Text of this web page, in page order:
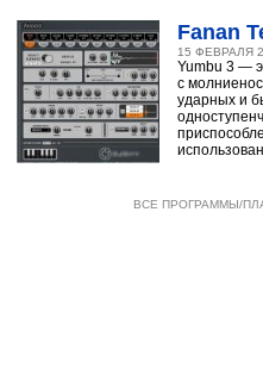
Fanan
15 ФЕВРАЛЯ
Yumbu 3 —
с
ударных и
ВСЕ ПРОГРАММЫ/